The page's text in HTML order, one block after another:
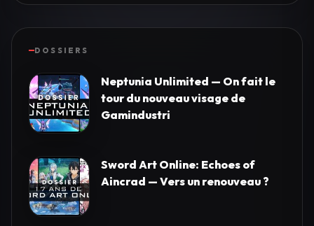
DOSSIERS
Neptunia Unlimited — On fait le
tour du nouveau visage de
Gamindustri
Sword Art Online: Echoes of
Aincrad — Vers un renouveau ?